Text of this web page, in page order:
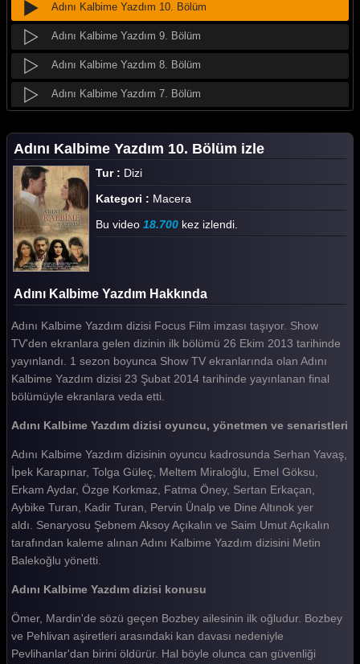
Adını Kalbime Yazdım 10. Bölüm
Adını Kalbime Yazdım 9. Bölüm
Adını Kalbime Yazdım 8. Bölüm
Adını Kalbime Yazdım 7. Bölüm
Adını Kalbime Yazdım 5. Bölüm
Adını Kalbime Yazdım 4. Bölüm
Adını Kalbime Yazdım 3. Bölüm
Adını Kalbime Yazdım 2. Bölüm
Adını Kalbime Yazdım 1. Bölüm
Tüm Bölümleri Göster
Adını Kalbime Yazdım 10. Bölüm izle
Tur : Dizi
Kategori : Macera
Bu video 18.700 kez izlendi.
Adını Kalbime Yazdım Hakkında
Adını Kalbime Yazdım dizisi Focus Film imzası taşıyor. Show
TV'den ekranlara gelen dizinin ilk bölümü 26 Ekim 2013 tarihinde
yayınlandı. 1 sezon boyunca Show TV ekranlarında olan Adını
Kalbime Yazdım dizisi 23 Şubat 2014 tarihinde yayınlanan final
bölümüyle ekranlara veda etti.
Adını Kalbime Yazdım dizisi oyuncu, yönetmen ve senaristleri
Adını Kalbime Yazdım dizisinin oyuncu kadrosunda Serhan Yavaş,
İpek Karapınar, Tolga Güleç, Meltem Miraloğlu, Emel Göksu,
Erkam Aydar, Özge Korkmaz, Fatma Öney, Sertan Erkaçan,
Aybike Turan, Kadir Turan, Pervin Ünalp ve Dine Altınok yer
aldı. Senaryosu Şebnem Aksoy Açıkalın ve Saim Umut Açıkalın
tarafından kaleme alınan Adını Kalbime Yazdım dizisini Metin
Balekoğlu yönetti.
Adını Kalbime Yazdım dizisi konusu
Ömer, Mardin'de sözü geçen Bozbey ailesinin ilk oğludur. Bozbey
ve Pehlivan aşiretleri arasındaki kan davası nedeniyle
Pevlihanlar'dan birini öldürür. Hal böyle olunca can güvenliği